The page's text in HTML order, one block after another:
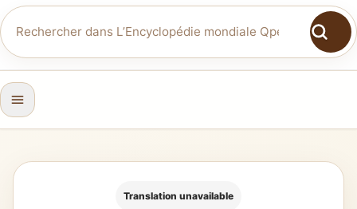
Translation unavailable